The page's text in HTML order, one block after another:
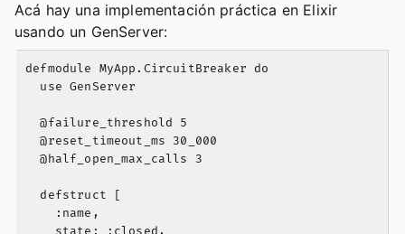
Acá hay una implementación práctica en Elixir
usando un GenServer:
defmodule MyApp.CircuitBreaker do
  use GenServer
  @failure_threshold 5
  @reset_timeout_ms 30_000
  @half_open_max_calls 3
  defstruct [
    :name,